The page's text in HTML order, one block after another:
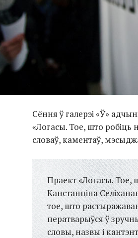
Сёння ў галерэі «Ў»
«Логасы. Тое, што
словаў, каментаў,
Праект «Логасы.
Канстанціна
тое, што
ператварыўся ў
словы, назвы і